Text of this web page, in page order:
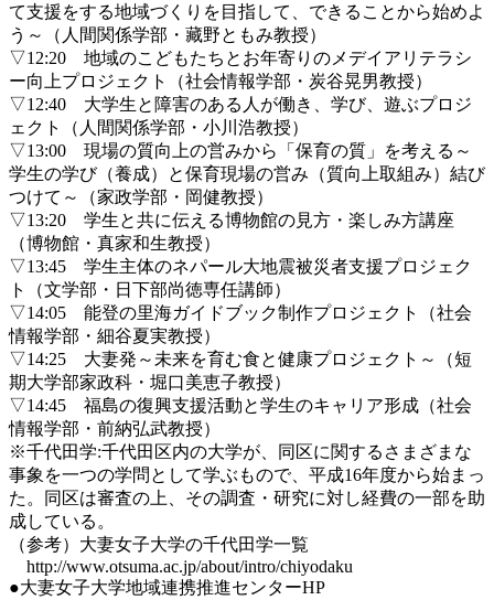
て支援をする地域づくりを目指して、できることから始めよ
う～（人間関係学部・藏野ともみ教授）
▽12:20 地域のこどもたちとお年寄りのメデイアリテラシ
ー向上プロジェクト（社会情報学部・炭谷晃男教授）
▽12:40 大学生と障害のある人が働き、学び、遊ぶプロジ
ェクト（人間関係学部・小川浩教授）
▽13:00 現場の質向上の営みから「保育の質」を考える～
学生の学び（養成）と保育現場の営み（質向上取組み）結び
つけて～（家政学部・岡健教授）
▽13:20 学生と共に伝える博物館の見方・楽しみ方講座
（博物館・真家和生教授）
▽13:45 学生主体のネパール大地震被災者支援プロジェク
ト（文学部・日下部尚徳専任講師）
▽14:05 能登の里海ガイドブック制作プロジェクト（社会
情報学部・細谷夏実教授）
▽14:25 大妻発～未来を育む食と健康プロジェクト～（短
期大学部家政科・堀口美恵子教授）
▽14:45 福島の復興支援活動と学生のキャリア形成（社会
情報学部・前納弘武教授）
※千代田学:千代田区内の大学が、同区に関するさまざまな
事象を一つの学問として学ぶもので、平成16年度から始まっ
た。同区は審査の上、その調査・研究に対し経費の一部を助
成している。
（参考）大妻女子大学の千代田学一覧
http://www.otsuma.ac.jp/about/intro/chiyodaku
●大妻女子大学地域連携推進センターHP